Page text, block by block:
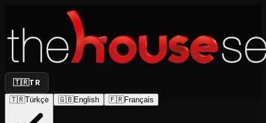
🇹🇷TR
🇹🇷Türkçe 🇬🇧English 🇫🇷Français